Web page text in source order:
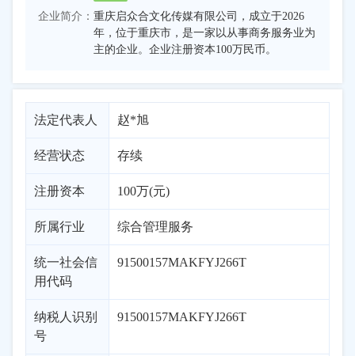
企业简介： 重庆启众合文化传媒有限公司，成立于2026
年，位于重庆市，是一家以从事商务服务业为
主的企业。企业注册资本100万民币。
法定代表人 赵*旭
经营状态 存续
注册资本 100万(元)
所属行业 综合管理服务
统一社会信
用代码
91500157MAKFYJ266T
纳税人识别
号
91500157MAKFYJ266T